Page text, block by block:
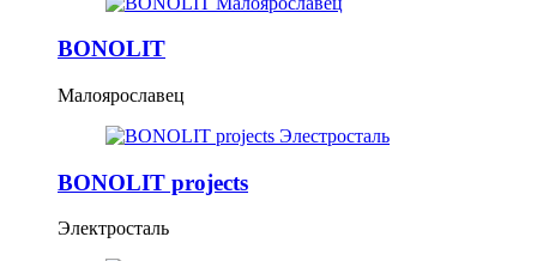
BONOLIT
Малоярославец
BONOLIT projects
Электросталь